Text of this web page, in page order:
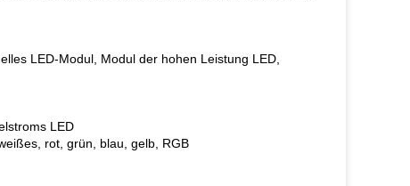
LED-Modul, Modul der hohen Leistung LED,
LED
rot, grün, blau, gelb, RGB